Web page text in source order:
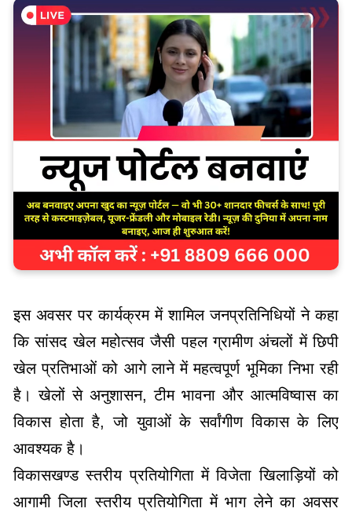
इस अवसर पर कार्यक्रम में शामिल जनप्रतिनिधियों ने कहा
कि सांसद खेल महोत्सव जैसी पहल ग्रामीण अंचलों में छिपी
खेल प्रतिभाओं को आगे लाने में महत्वपूर्ण भूमिका निभा रही
है। खेलों से अनुशासन, टीम भावना और आत्मविष्वास का
विकास होता है, जो युवाओं के सर्वांगीण विकास के लिए
आवश्यक है।
विकासखण्ड स्तरीय प्रतियोगिता में विजेता खिलाड़ियों को
आगामी जिला स्तरीय प्रतियोगिता में भाग लेने का अवसर